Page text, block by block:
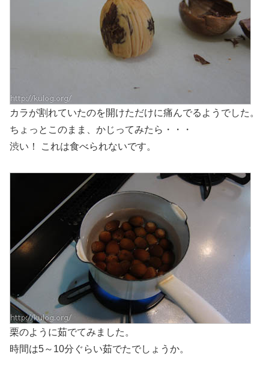
カラが割れていたのを開けただけに痛んでるようでした。
ちょっとこのまま、かじってみたら・・・
渋い！ これは食べられないです。
栗のように茹でてみました。
時間は5～10分ぐらい茹でたでしょうか。